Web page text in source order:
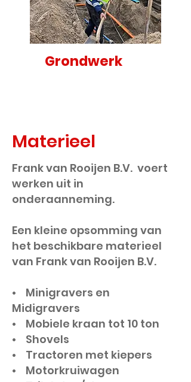
Grondwerk
Materieel
Frank van Rooijen B.V. voert
werken uit in
onderaanneming.
Een kleine opsomming van
het beschikbare materieel
van Frank van Rooijen B.V.
• Minigravers en
Midigravers
• Mobiele kraan tot 10 ton
• Shovels
• Tractoren met kiepers
• Motorkruiwagen